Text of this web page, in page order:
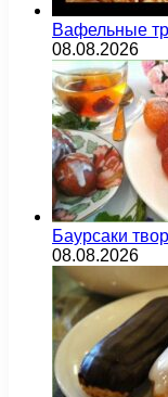
Вафельные
08.08.2026
Баурсаки
08.08.2026